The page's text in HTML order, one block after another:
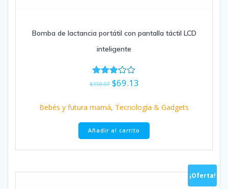
Bomba de lactancia portátil con pantalla táctil LCD
inteligente
Valorad
o con
de 5
$158.07 El
original
era:
$158.07.
$69.13
actual
es:
$69.13.
Bebés y futura mamá, Tecnología & Gadgets
Añadir al carrito
¡Oferta!